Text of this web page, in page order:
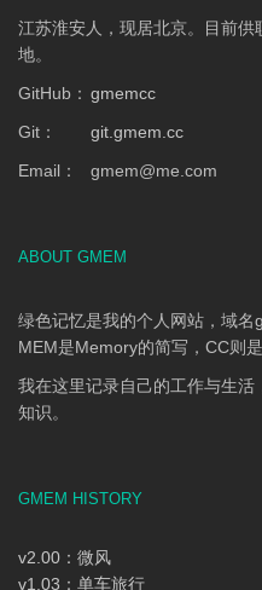
江苏淮安人，现居北京。目前
地。
GitHub： gmemcc
Git：
git.gmem.cc
Email：
gmem@me.com
ABOUT GMEM
绿色记忆是我的个人网站，域名
MEM是Memory的简写，CC则
我在这里记录自己的工作与生
知识。
GMEM HISTORY
v2.00：微风
v1.03：单车旅行